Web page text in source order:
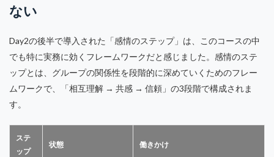
ない
Day2の後半で導入された「感情のステップ」は、このコースの中
でも特に実務に効くフレームワークだと感じました。感情のステ
ップとは、グループの関係性を段階的に深めていくためのフレー
ムワークで、「相互理解 → 共感 → 信頼」の3段階で構成されま
す。
ステ
ップ
状態 働きかけ